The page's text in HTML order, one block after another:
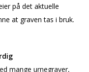
på det aktuelle
at graven tas i bruk.
mange urnegraver,